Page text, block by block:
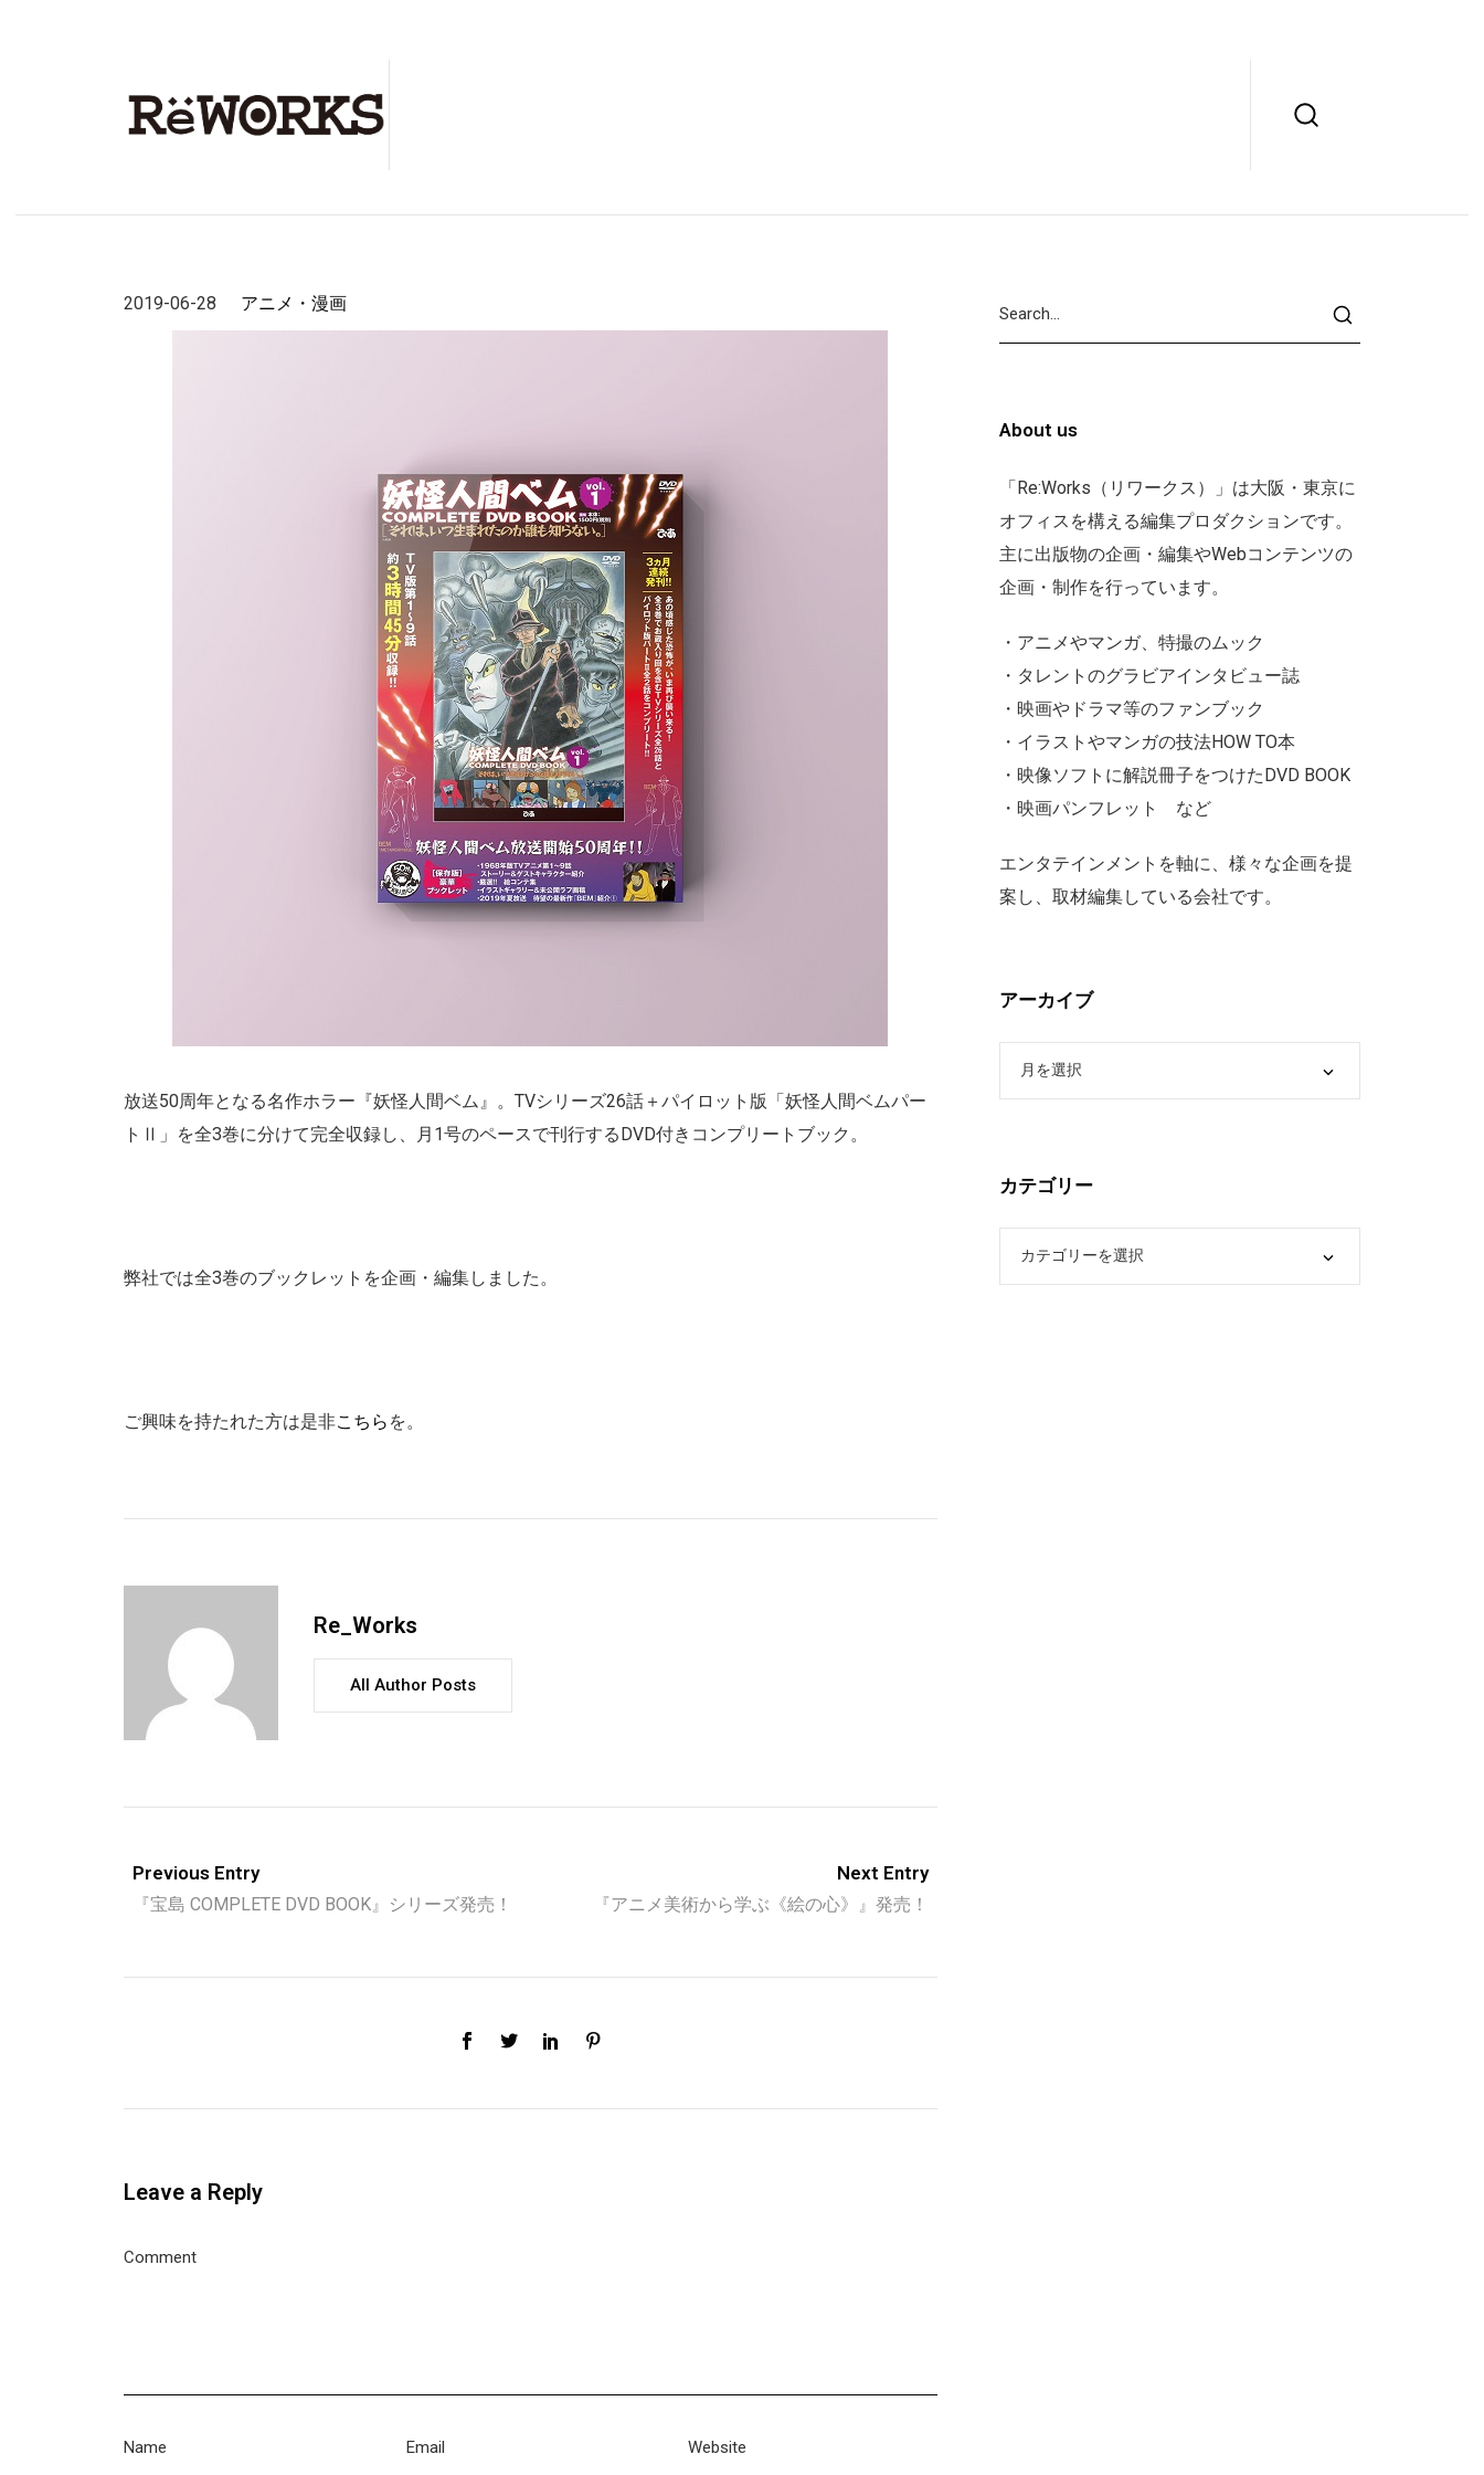
2019-06-28 アニメ・漫画
放送50周年となる名作ホラー『妖怪人間ベム』。TVシリーズ26話＋パイロット版「妖怪人間ベムパー
トⅡ」を全3巻に分けて完全収録し、月1号のペースで刊行するDVD付きコンプリートブック。
弊社では全3巻のブックレットを企画・編集しました。
ご興味を持たれた方は是非こちら を。
Re_Works
All Author Posts
Previous Entry
『宝島 COMPLETE DVD BOOK』シリーズ発売！
Next Entry
『アニメ美術から学ぶ《絵の心》』発売！
Leave a Reply
About us
「Re:Works（リワークス）」は大阪・東京に
オフィスを構える編集プロダクションです。
主に出版物の企画・編集やWebコンテンツの
企画・制作を行っています。
・アニメやマンガ、特撮のムック
・タレントのグラビアインタビュー誌
・映画やドラマ等のファンブック
・イラストやマンガの技法HOW TO本
・映像ソフトに解説冊子をつけたDVD BOOK
・映画パンフレット など
エンタテインメントを軸に、様々な企画を提
案し、取材編集している会社です。
アーカイブ
カテゴリー